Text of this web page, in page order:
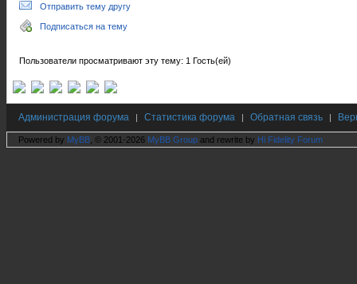
Отправить тему другу
Подписаться на тему
Пользователи просматривают эту тему: 1 Гость(ей)
Администрация форума | Статистика форума | Обратная связь |
Powered by MyBB , © 2001-2026 MyBB Group and rewrite by Hi Fidelity Forum